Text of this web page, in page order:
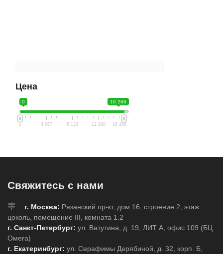
Цена
0 16 266
0 4 067 8 133 12 200 16 266
Свяжитесь с нами
г. Москва: Рязанский пр-кт, дом 16, строение 2, этаж
цоколь, помещение III, комната 1.2
г. Санкт-Петербург: ул. Ватутина, д. 19, ЛИТ А, офис 109 (БЦ
Омега)
г. Екатеринбург: ул. Серафимы Дерябиной, д. 32, корп. Б,